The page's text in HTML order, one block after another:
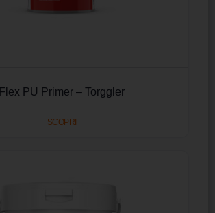
Flex PU Primer – Torggler
SCOPRI